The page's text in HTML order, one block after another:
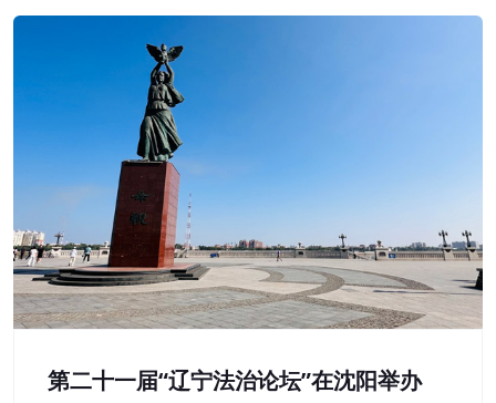
第二十一届“辽宁法治论坛”在沈阳举办